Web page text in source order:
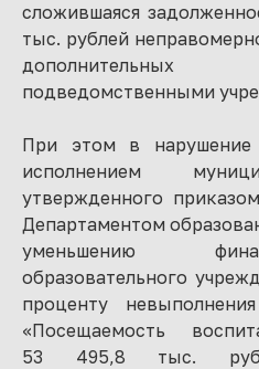
сложившаяся
тыс. рублей
подведомственными
При этом в нарушение
исполнением
утвержденного
Департаментом
уменьшению
образовательного
проценту
«Посещаемость
53 495,8 тыс.